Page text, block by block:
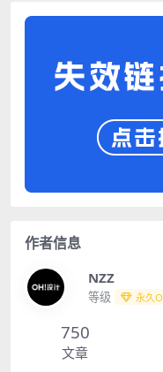
作者信息
NZZ
等级 永久
750
文章